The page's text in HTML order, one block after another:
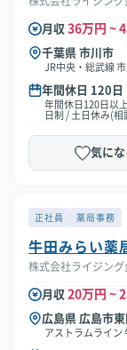
月収 36万円 ~
千葉県 市川市
JR中央・総武線
年間休日 120日
年間休日120日以
日制 / 土日休み(
気にな
正社員 薬局事務
牛田みらい薬
株式会社ライジング
月収 20万円 ~
広島県 広島市
アストラムライン